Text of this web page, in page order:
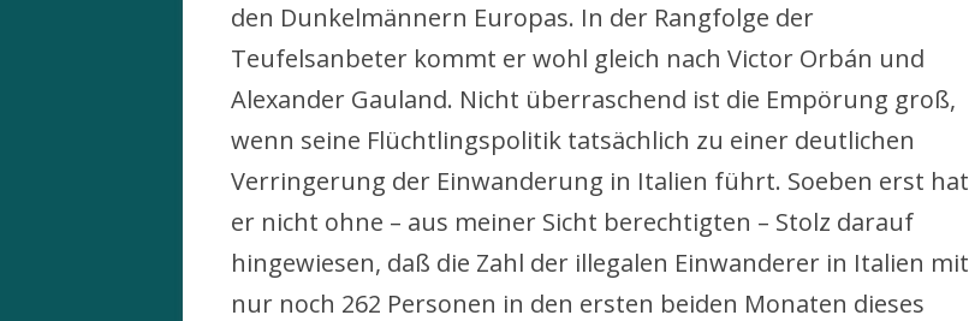
den Dunkelmännern Europas. In der Rangfolge der
Teufelsanbeter kommt er wohl gleich nach Victor Orbán und
Alexander Gauland. Nicht überraschend ist die Empörung groß,
wenn seine Flüchtlingspolitik tatsächlich zu einer deutlichen
Verringerung der Einwanderung in Italien führt. Soeben erst hat
er nicht ohne – aus meiner Sicht berechtigten – Stolz darauf
hingewiesen, daß die Zahl der illegalen Einwanderer in Italien mit
nur noch 262 Personen in den ersten beiden Monaten dieses